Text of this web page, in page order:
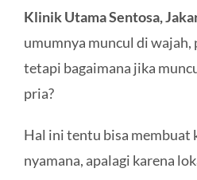
Klinik Utama Sentosa,
umumnya muncul di wajah,
tetapi bagaimana jika
pria?
Hal ini tentu bisa membuat
nyamana, apalagi karena